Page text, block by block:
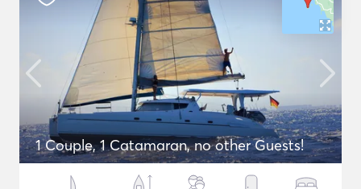
1 Couple, 1 Catamaran, no other Guests!